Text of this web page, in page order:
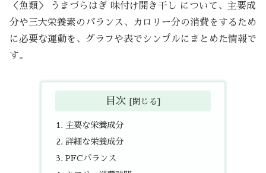
＜魚類＞ うまづらはぎ 味付け開き干し について、主要成
分や三大栄養素のバランス、カロリー分の消費をするため
に必要な運動を、グラフや表でシンプルにまとめた情報で
す。
目次
主要な栄養成分
詳細な栄養成分
PFCバランス